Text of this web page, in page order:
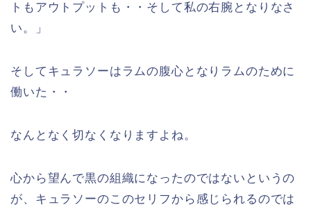
トもアウトプットも・・そして私の右腕となりなさ
い。」
そしてキュラソーはラムの腹心となりラムのために
働いた・・
なんとなく切なくなりますよね。
心から望んで黒の組織になったのではないというの
が、キュラソーのこのセリフから感じられるのでは